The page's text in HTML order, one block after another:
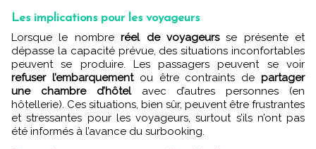
Les implications pour les voyageurs
Lorsque le nombreréel de voyageursse présente et
dépasse la capacité prévue, des situations inconfortables
peuvent se produire. Les passagers peuvent se voir
refuser l’embarquementou être contraints departager
une chambre d’hôtelavec d’autres personnes (en
hôtellerie). Ces situations, bien sûr, peuvent être frustrantes
et stressantes pour les voyageurs, surtout s’ils n’ont pas
été informés à l’avance du surbooking.